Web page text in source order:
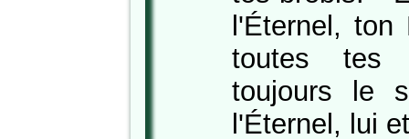
l'Éternel,
toutes tes
toujours le
l'Éternel, lui